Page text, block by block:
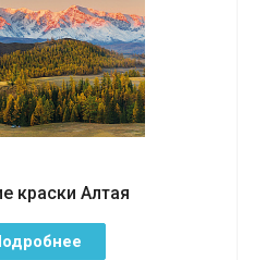
краски Алтая